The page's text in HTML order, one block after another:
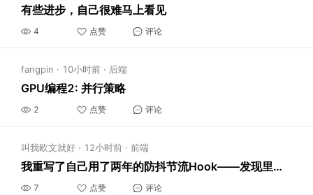
有些进步，自己很难马上看见
4 点赞 评论
fangpin · 10小时前 · 后端
GPU编程2: 并行策略
2 点赞 评论
叫我欧文就好 · 12小时前 · 前端
我重写了自己用了两年的防抖节流Hook——发现里面藏着3个隐藏bug
7 点赞 评论